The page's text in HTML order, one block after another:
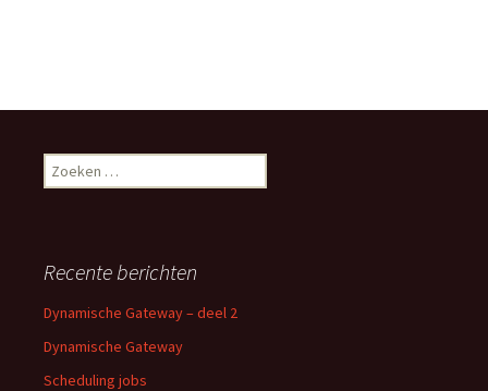
Zoeken
naar:
Recente berichten
Dynamische Gateway – deel 2
Dynamische Gateway
Scheduling jobs